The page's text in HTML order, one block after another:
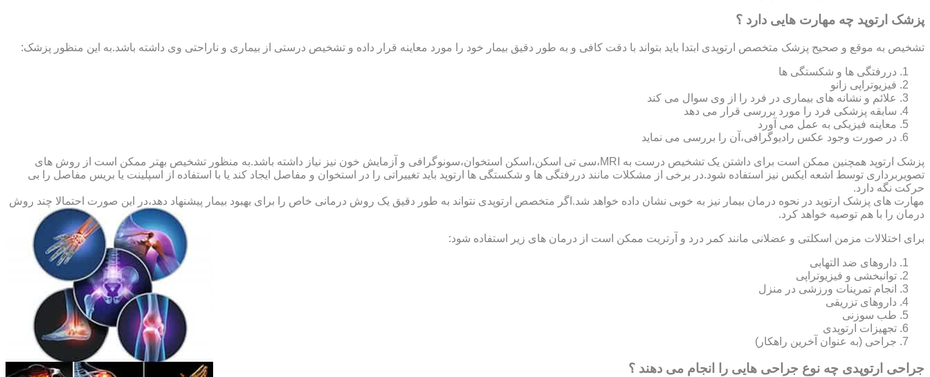
پزشک ارتوپد چه مهارت هایی دارد ؟
تشخیص به موقع و صحیح پزشک متخصص ارتوپدی ابتدا باید بتواند با دقت کافی و به طور دقیق بیمار خود را مورد معاینه قرار داده و تشخیص درستی از بیماری و ناراحتی وی داشته باشد.به این منظور پزشک:
دررفتگی ها و شکستگی ها
فیزیوتراپی زانو
علائم و نشانه های بیماری در فرد را از وی سوال می کند
سابقه پزشکی فرد را مورد بررسی قرار می دهد
معاینه فیزیکی به عمل می آورد
در صورت وجود عکس رادیوگرافی،آن را بررسی می‎ نماید
پزشک ارتوپد همچنین ممکن است برای داشتن یک تشخیص درست به MRI،سی تی اسکن،اسکن استخوان،سونوگرافی و آزمایش خون نیز نیاز داشته باشد.به منظور تشخیص بهتر ممکن است از روش های
تصویربرداری توسط اشعه ایکس نیز استفاده شود.در برخی از مشکلات مانند دررفتگی ها و شکستگی ها ارتوپد باید تغییراتی را در استخوان و مفاصل ایجاد کند یا با استفاده از اسپلینت یا بریس مفاصل را بی
حرکت نگه دارد.
مهارت های پزشک ارتوپد در نحوه درمان بیمار نیز به خوبی نشان داده خواهد شد.اگر متخصص ارتوپدی نتواند به طور دقیق یک روش درمانی خاص را برای بهبود بیمار پیشنهاد دهد،در این صورت احتمالا چند روش
درمان را با هم توصیه خواهد کرد.
برای اختلالات مزمن اسکلتی و عضلانی مانند کمر درد و آرتریت ممکن است از درمان های زیر استفاده شود:
داروهای ضد التهابی
توانبخشی و فیزیوتراپی
انجام تمرینات ورزشی در منزل
داروهای تزریقی
طب سوزنی
تجهیزات ارتوپدی
جراحی (به عنوان آخرین راهکار)
جراحی ارتوپدی چه نوع جراحی هایی را انجام می دهند ؟